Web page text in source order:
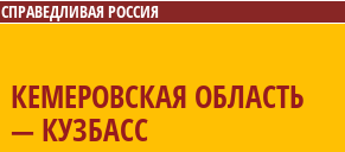
СПРАВЕДЛИВАЯ РОССИЯ
КЕМЕРОВСКАЯ ОБЛАСТЬ
— КУЗБАСС